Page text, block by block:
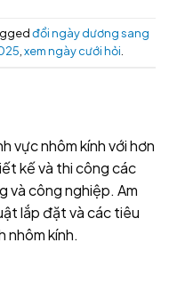
đổi ngày dương sang
,xem ngày cưới hỏi.
vực nhôm kính với hơn
kế và thi công các
và công nghiệp. Am
lắp đặt và các tiêu
nhôm kính.